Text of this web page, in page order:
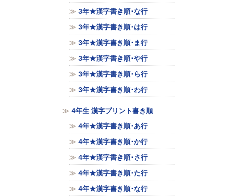
3年★漢字書き順･な行
3年★漢字書き順･は行
3年★漢字書き順･ま行
3年★漢字書き順･や行
3年★漢字書き順･ら行
3年★漢字書き順･わ行
4年生 漢字プリント書き順
4年★漢字書き順･あ行
4年★漢字書き順･か行
4年★漢字書き順･さ行
4年★漢字書き順･た行
4年★漢字書き順･な行